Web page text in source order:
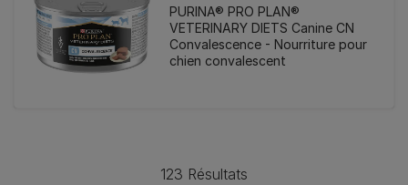
PURINA® PRO PLAN®
VETERINARY DIETS Canine CN
Convalescence - Nourriture pour
chien convalescent
123 Résultats